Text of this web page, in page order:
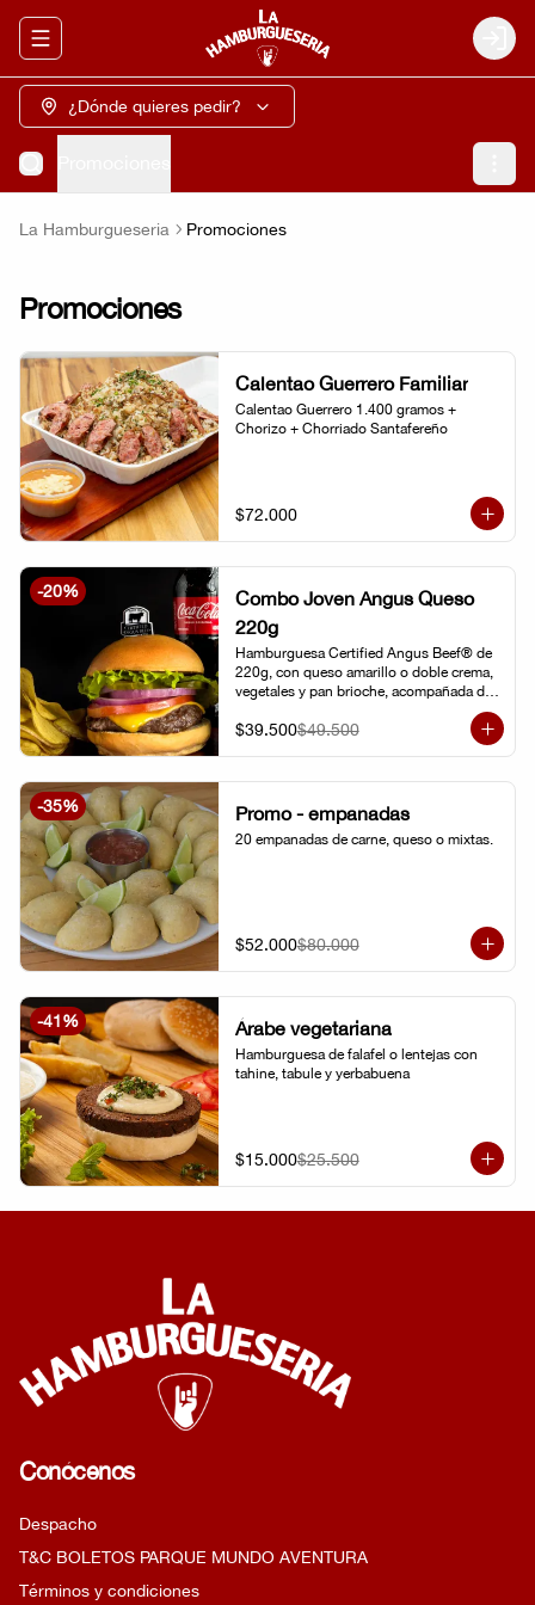
Abrir menu de navegación Login
¿Dónde quieres pedir?
La Hamburgueseria Promociones
Promociones
Calentao Guerrero Familiar
Calentao Guerrero 1.400 gramos +
Chorizo + Chorriado Santafereño
$72.000
-20%
Combo Joven Angus Queso
220g
Hamburguesa Certified Angus Beef® de
220g, con queso amarillo o doble crema,
vegetales y pan brioche, acompañada de
papa chip o papa francesa y gaseosa o
limonada natural.
$39.500$49.500
-35% Promo - empanadas
20 empanadas de carne, queso o mixtas.
$52.000$80.000
-41% Árabe vegetariana
Hamburguesa de falafel o lentejas con
tahine, tabule y yerbabuena
$15.000$25.500
Conócenos
Despacho
T&C BOLETOS PARQUE MUNDO AVENTURA
Términos y condiciones